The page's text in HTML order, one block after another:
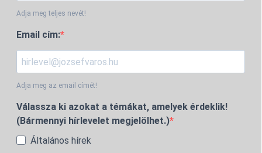
Adja meg teljes nevét!
Email cím:
Adja meg az email címét!
Válassza ki azokat a témákat, amelyek érdeklik!
(Bármennyi hírlevelet megjelölhet.)
Általános hírek